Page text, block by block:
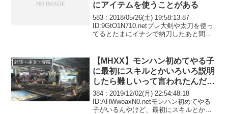
にアイテムを使うことがある
583 : 2018/05/26(土) 19:58:13.87
ID:9GtO1N710.netブレ大剣や太刀を使っ
てるとたまにイナシで納刀したあと間違
尾の下でクーラ...
雑談・ネタ・界隈
【MHXX】モンハン初めてやる子
に最初にスキルとかいろいろ説明
したら難しいって言われたんだけ
ど
384 : 2019/12/02(月) 22:54:48.18
ID:AHWwoaxN0.netモンハン初めてやる
子がいるんやけど、最初にスキルとかい